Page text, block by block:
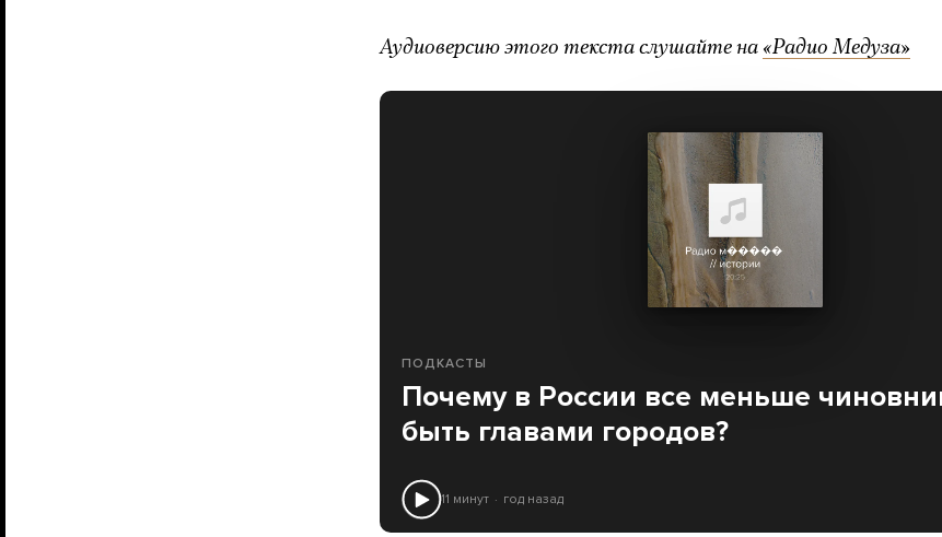
Аудиоверсию этого текста слушайте на «Радио Медуза»
ПОДКАСТЫ
Почему в России все меньше
быть главами городов?
11 минут год назад